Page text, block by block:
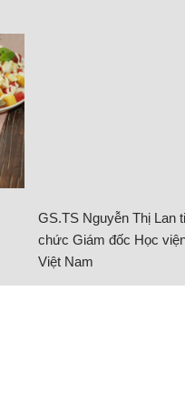
GS.TS Nguyễn Thị Lan
chức Giám đốc Học
Việt Nam